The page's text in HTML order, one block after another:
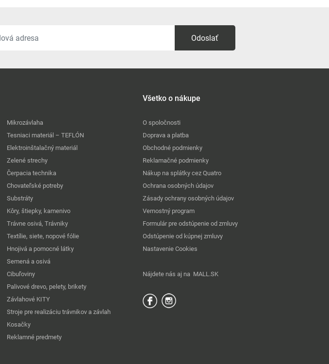
Odoslať
Mikrozávlaha
Tesniaci materiál – TEFLÓN
Elektroinštalačný materiál
Zelené strechy
Čerpacia technika
Chovateľské potreby
Substráty
Kôry, štiepky, kamenivo
Trávne osivá, Trávniky
Textílie, siete, nopové fólie
Hnojivá a pomocné látky
Semená a osivá
Cibuľoviny
Palivové drevo, pelety, brikety
Závlahové KITY
Stroje pre realizáciu trávnikov a závlah
Kosačky
Reklamné predmety
Všetko o nákupe
O spoločnosti
Doprava a platba
Obchodné podmienky
Reklamačné podmienky
Nákup na splátky cez Quatro
Ochrana osobných údajov
Zásady ochrany osobných údajov
Vernostný program
Formulár pre odstúpenie od zmluvy
Odstúpenie od kúpnej zmluvy
Nastavenie Cookies
Nájdete nás aj na MALL.SK